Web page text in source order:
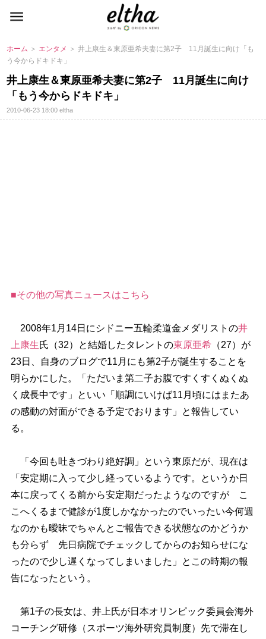
ホーム ＞ エンタメ ＞ 井上康生＆東原亜希夫妻に第2子 11月誕生に向け「も
う今からドキドキ」
井上康生＆東原亜希夫妻に第2子 11月誕生に向け
「もう今からドキドキ」
2010-06-23 18:00eltha
■その他の写真ニュースはこちら
2008年1月14日にシドニー五輪柔道金メダリストの井
上康生氏（32）と結婚したタレントの東原亜希（27）が
23日、自身のブログで11月にも第2子が誕生することを
明らかにした。「ただいま第二子お腹ですくすくぬくぬ
く成長中です」といい「順調にいけば11月頃にはまたあ
の感動の対面ができる予定でおります」と報告してい
る。
「今回も吐きづわり絶好調」という東原だが、現在は
「安定期に入って少し経っているようです。というか日
本に戻ってくる前から安定期だったようなのですが こ
こへくるまで健診が1度しかなかったのでいったい今何週
なのかも曖昧でちゃんとご報告できる状態なのかどうか
も分らず 先日病院でチェックしてからのお知らせにな
ったので少し遅くなってしまいました」とこの時期の報
告になったという。
第1子の長女は、井上氏が日本オリンピック委員会海外
コーチング研修（スポーツ海外研究員制度）先で滞在し